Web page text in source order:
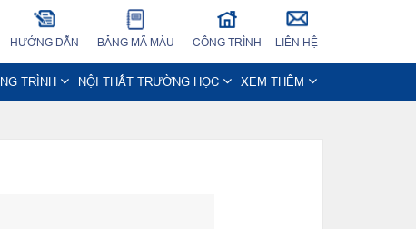
HƯỚNG DẪN BẢNG MÃ MÀU CÔNG TRÌNH LIÊN HỆ
TRÌNH NỘI THẤT TRƯỜNG HỌC XEM THÊM